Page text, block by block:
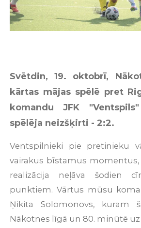
Svētdin, 19. oktobrī,
kārtas mājas spēlē pret
komandu JFK
spēlēja neizšķirti - 2:2.
Ventspilnieki pie pretinieku
vairakus bīstamus
realizācija neļāva šodien
punktiem. Vārtus mūsu
Ņikita Solomonovs, kuram
Nākotnes līgā un 80. minūtē